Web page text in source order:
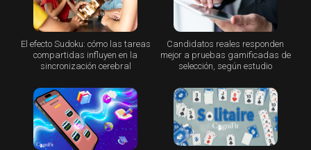
El efecto Sudoku: cómo las tareas
compartidas influyen en la
sincronización cerebral
Candidatos reales responden
mejor a pruebas gamificadas de
selección, según estudio